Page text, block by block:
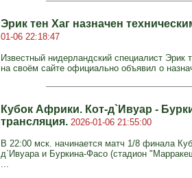
Эрик тен Хаг назначен
01-06 22:18:47
Известный нидерландский специалист Эрик
на своём сайте официально объявил о
Кубок Африки. Кот-д`Ивуар -
трансляция. 2026-01-06 21:55:00
В 22:00 мск. начинается матч 1/8 финала
д`Ивуара и Буркина-Фасо (стадион
...